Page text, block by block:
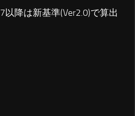
降は新基準(Ver2.0)で算出